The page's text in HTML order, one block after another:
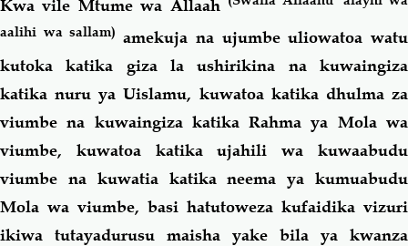
Kwa vile Mtume wa Allaah
aalihi wa sallam) amekuja na ujumbe uliowatoa watu
kutoka katika giza la ushirikina na kuwaingiza
katika nuru ya Uislamu, kuwatoa katika dhulma za
viumbe na kuwaingiza katika Rahma ya Mola wa
viumbe, kuwatoa katika ujahili wa kuwaabudu
viumbe na kuwatia katika neema ya kumuabudu
Mola wa viumbe, basi hatutoweza kufaidika vizuri
ikiwa tutayadurusu maisha yake bila ya kwanza